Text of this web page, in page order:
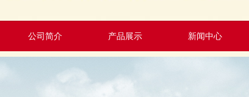
公司简介 产品展示 新闻中心